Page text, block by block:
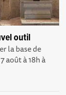
outil
la base de
août à 18h à